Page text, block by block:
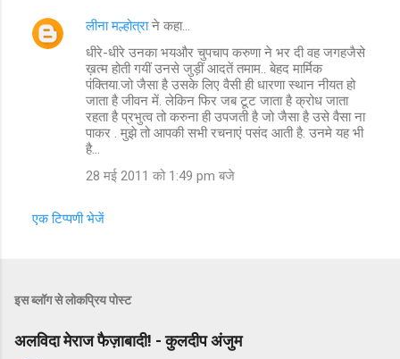
लीना मल्होत्राने कहा…
धीरे-धीरे उनका भयऔर चुपचाप करुणा ने भर दी वह जगहजैसे
ख़त्म होती गयीं उनसे जुड़ीं आदतें तमाम.. बेहद मार्मिक
पंक्तिया.जो जैसा है उसके लिए वैसी ही धारणा स्थान नीयत हो
जाता है जीवन में. लेकिन फिर जब टूट जाता है क्रोध जाता
रहता है प्रभुत्व तो करुना ही उपजती है जो जैसा है उसे वैसा ना
पाकर . मुझे तो आपकी सभी रचनाएं पसंद आती है. उनमे यह भी
है...
28 मई 2011 को 1:49 pm बजे
एक टिप्पणी भेजें
इस ब्लॉग से लोकप्रिय पोस्ट
अलविदा मेराज फैज़ाबादी! - कुलदीप अंजुम